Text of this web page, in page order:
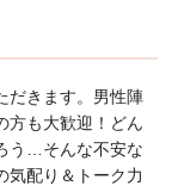
だきます。男性陣
方も大歓迎！どん
う…そんな不安な
気配り＆トーク力